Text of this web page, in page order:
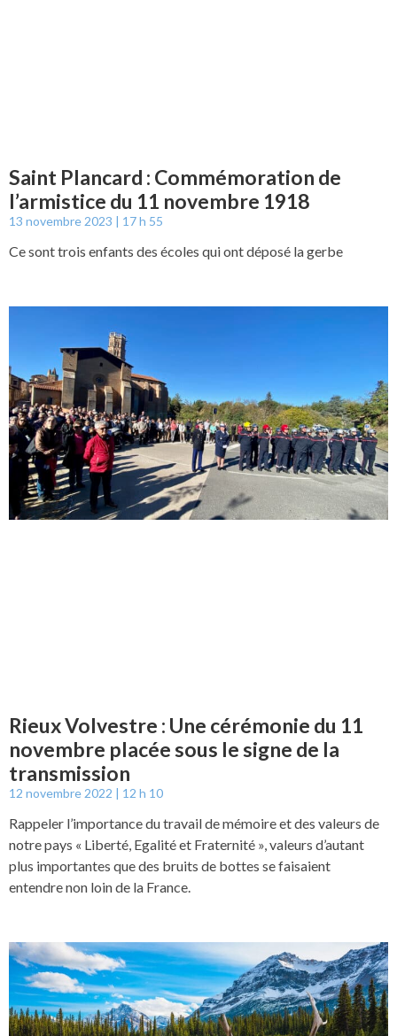
Saint Plancard : Commémoration de
l’armistice du 11 novembre 1918
13 novembre 2023 17 h 55
Ce sont trois enfants des écoles qui ont déposé la gerbe
Rieux Volvestre : Une cérémonie du 11
novembre placée sous le signe de la
transmission
12 novembre 2022 12 h 10
Rappeler l’importance du travail de mémoire et des valeurs de
notre pays « Liberté, Egalité et Fraternité », valeurs d’autant
plus importantes que des bruits de bottes se faisaient
entendre non loin de la France.